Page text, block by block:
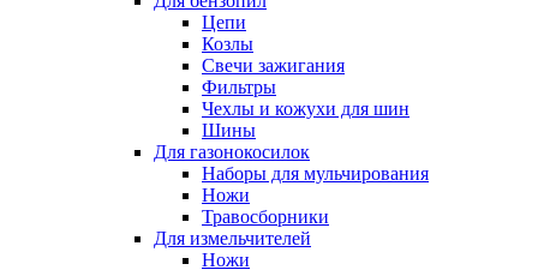
Цепи
Козлы
Свечи зажигания
Фильтры
Чехлы и кожухи для шин
Шины
Для газонокосилок
Наборы для мульчирования
Ножи
Травосборники
Для измельчителей
Ножи